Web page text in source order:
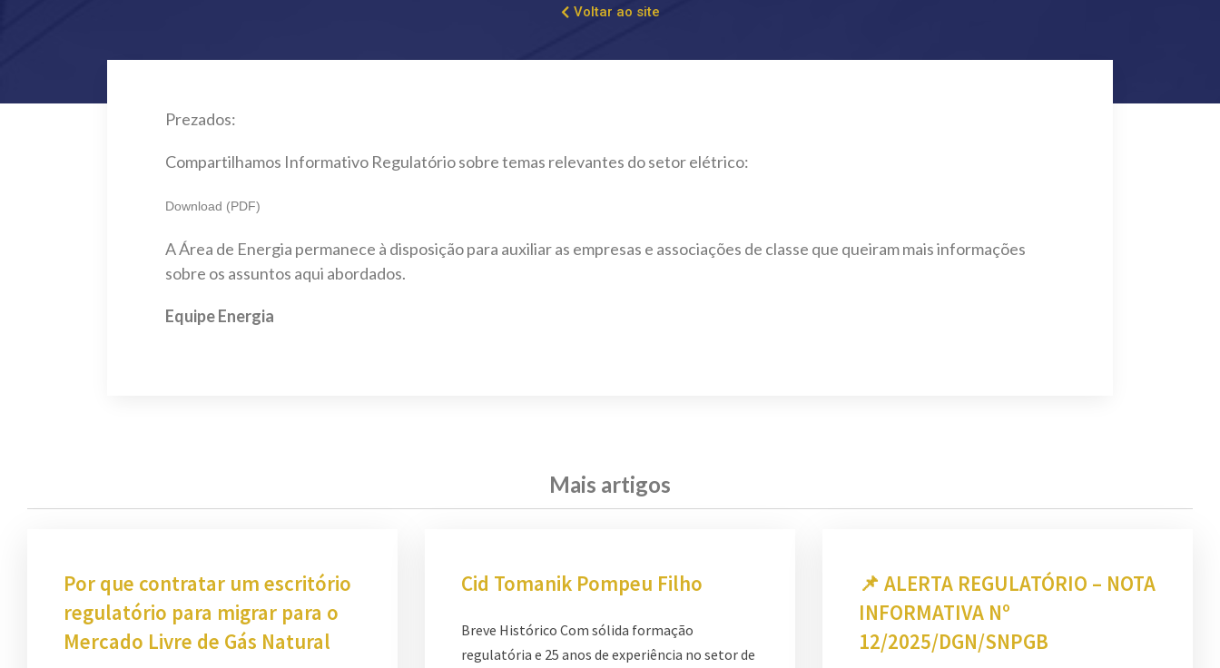
Voltar ao site
Prezados:
Compartilhamos Informativo Regulatório sobre temas relevantes do setor elétrico:
Download (PDF)
A Área de Energia permanece à disposição para auxiliar as empresas e associações de classe que queiram mais informações
sobre os assuntos aqui abordados.
Equipe Energia
Mais artigos
Por que contratar um escritório
regulatório para migrar para o
Mercado Livre de Gás Natural
Cid Tomanik Pompeu Filho
Breve Histórico Com sólida formação
regulatória e 25 anos de experiência no setor de
📌 ALERTA REGULATÓRIO – NOTA
INFORMATIVA Nº
12/2025/DGN/SNPGB